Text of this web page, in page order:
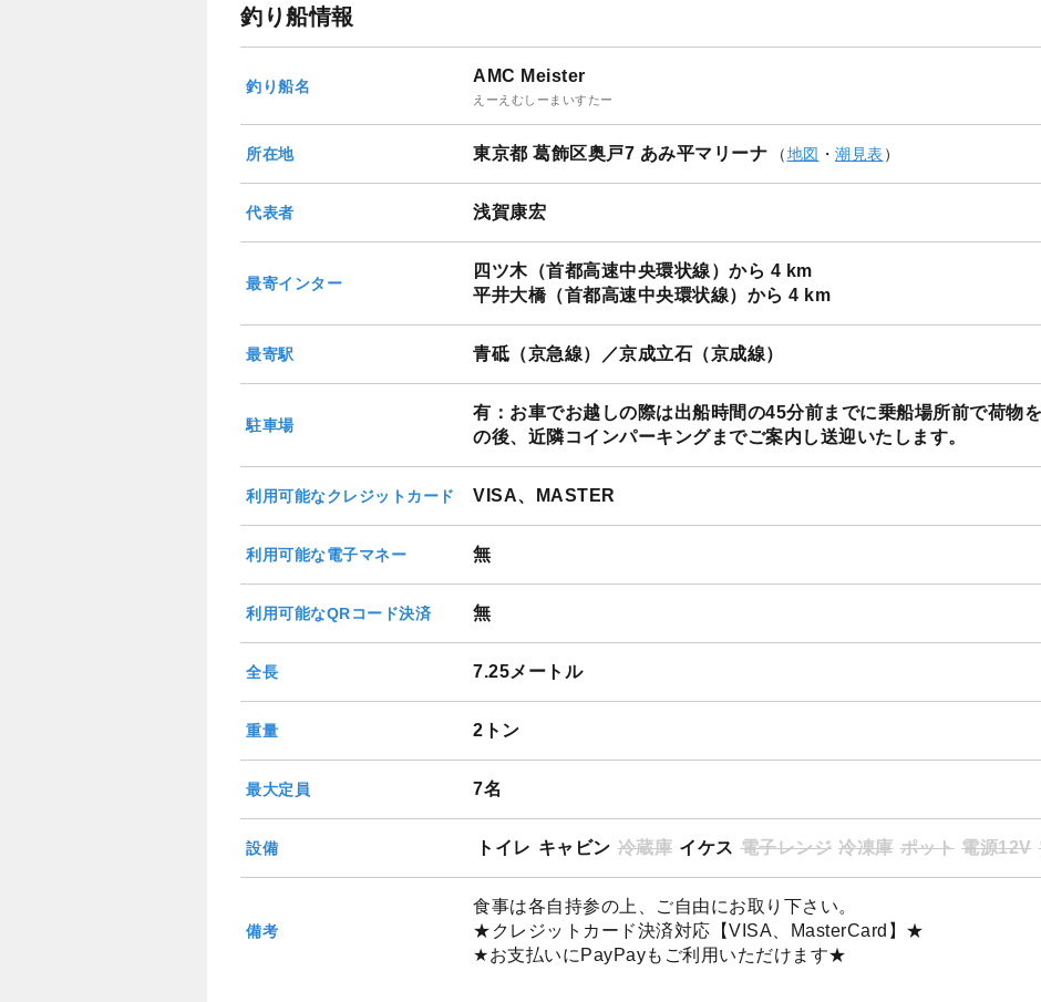
釣り船情報
釣り船名
AMC Meister
えーえむしーまいすたー
所在地 東京都 葛飾区奥戸7 あみ平マリーナ （地図 ・ 潮見表 ）
代表者 浅賀康宏
最寄インター
四ツ木（首都高速中央環状線）から 4 km
平井大橋（首都高速中央環状線）から 4 km
最寄駅 青砥（京急線）／京成立石（京成線）
駐車場
有：お車でお越しの際は出船時間の45分前までに乗船場所前で荷物
の後、近隣コインパーキングまでご案内し送迎いたします。
利用可能なクレジットカード VISA、MASTER
利用可能な電子マネー 無
利用可能なQRコード決済 無
全長 7.25メートル
重量 2トン
最大定員 7名
設備 トイレ キャビン 冷蔵庫 イケス 電子レンジ 冷凍庫 ポット 電源12V
備考
食事は各自持参の上、ご自由にお取り下さい。
★クレジットカード決済対応【VISA、MasterCard】★
★お支払いにPayPayもご利用いただけます★